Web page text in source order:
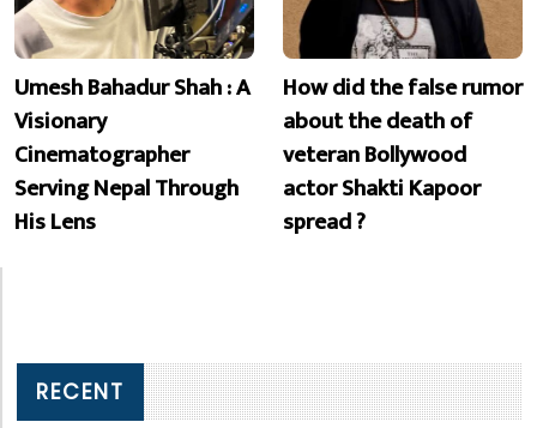
Umesh Bahadur Shah : A
Visionary
Cinematographer
Serving Nepal Through
His Lens
How did the false rumor
about the death of
veteran Bollywood
actor Shakti Kapoor
spread ?
RECENT